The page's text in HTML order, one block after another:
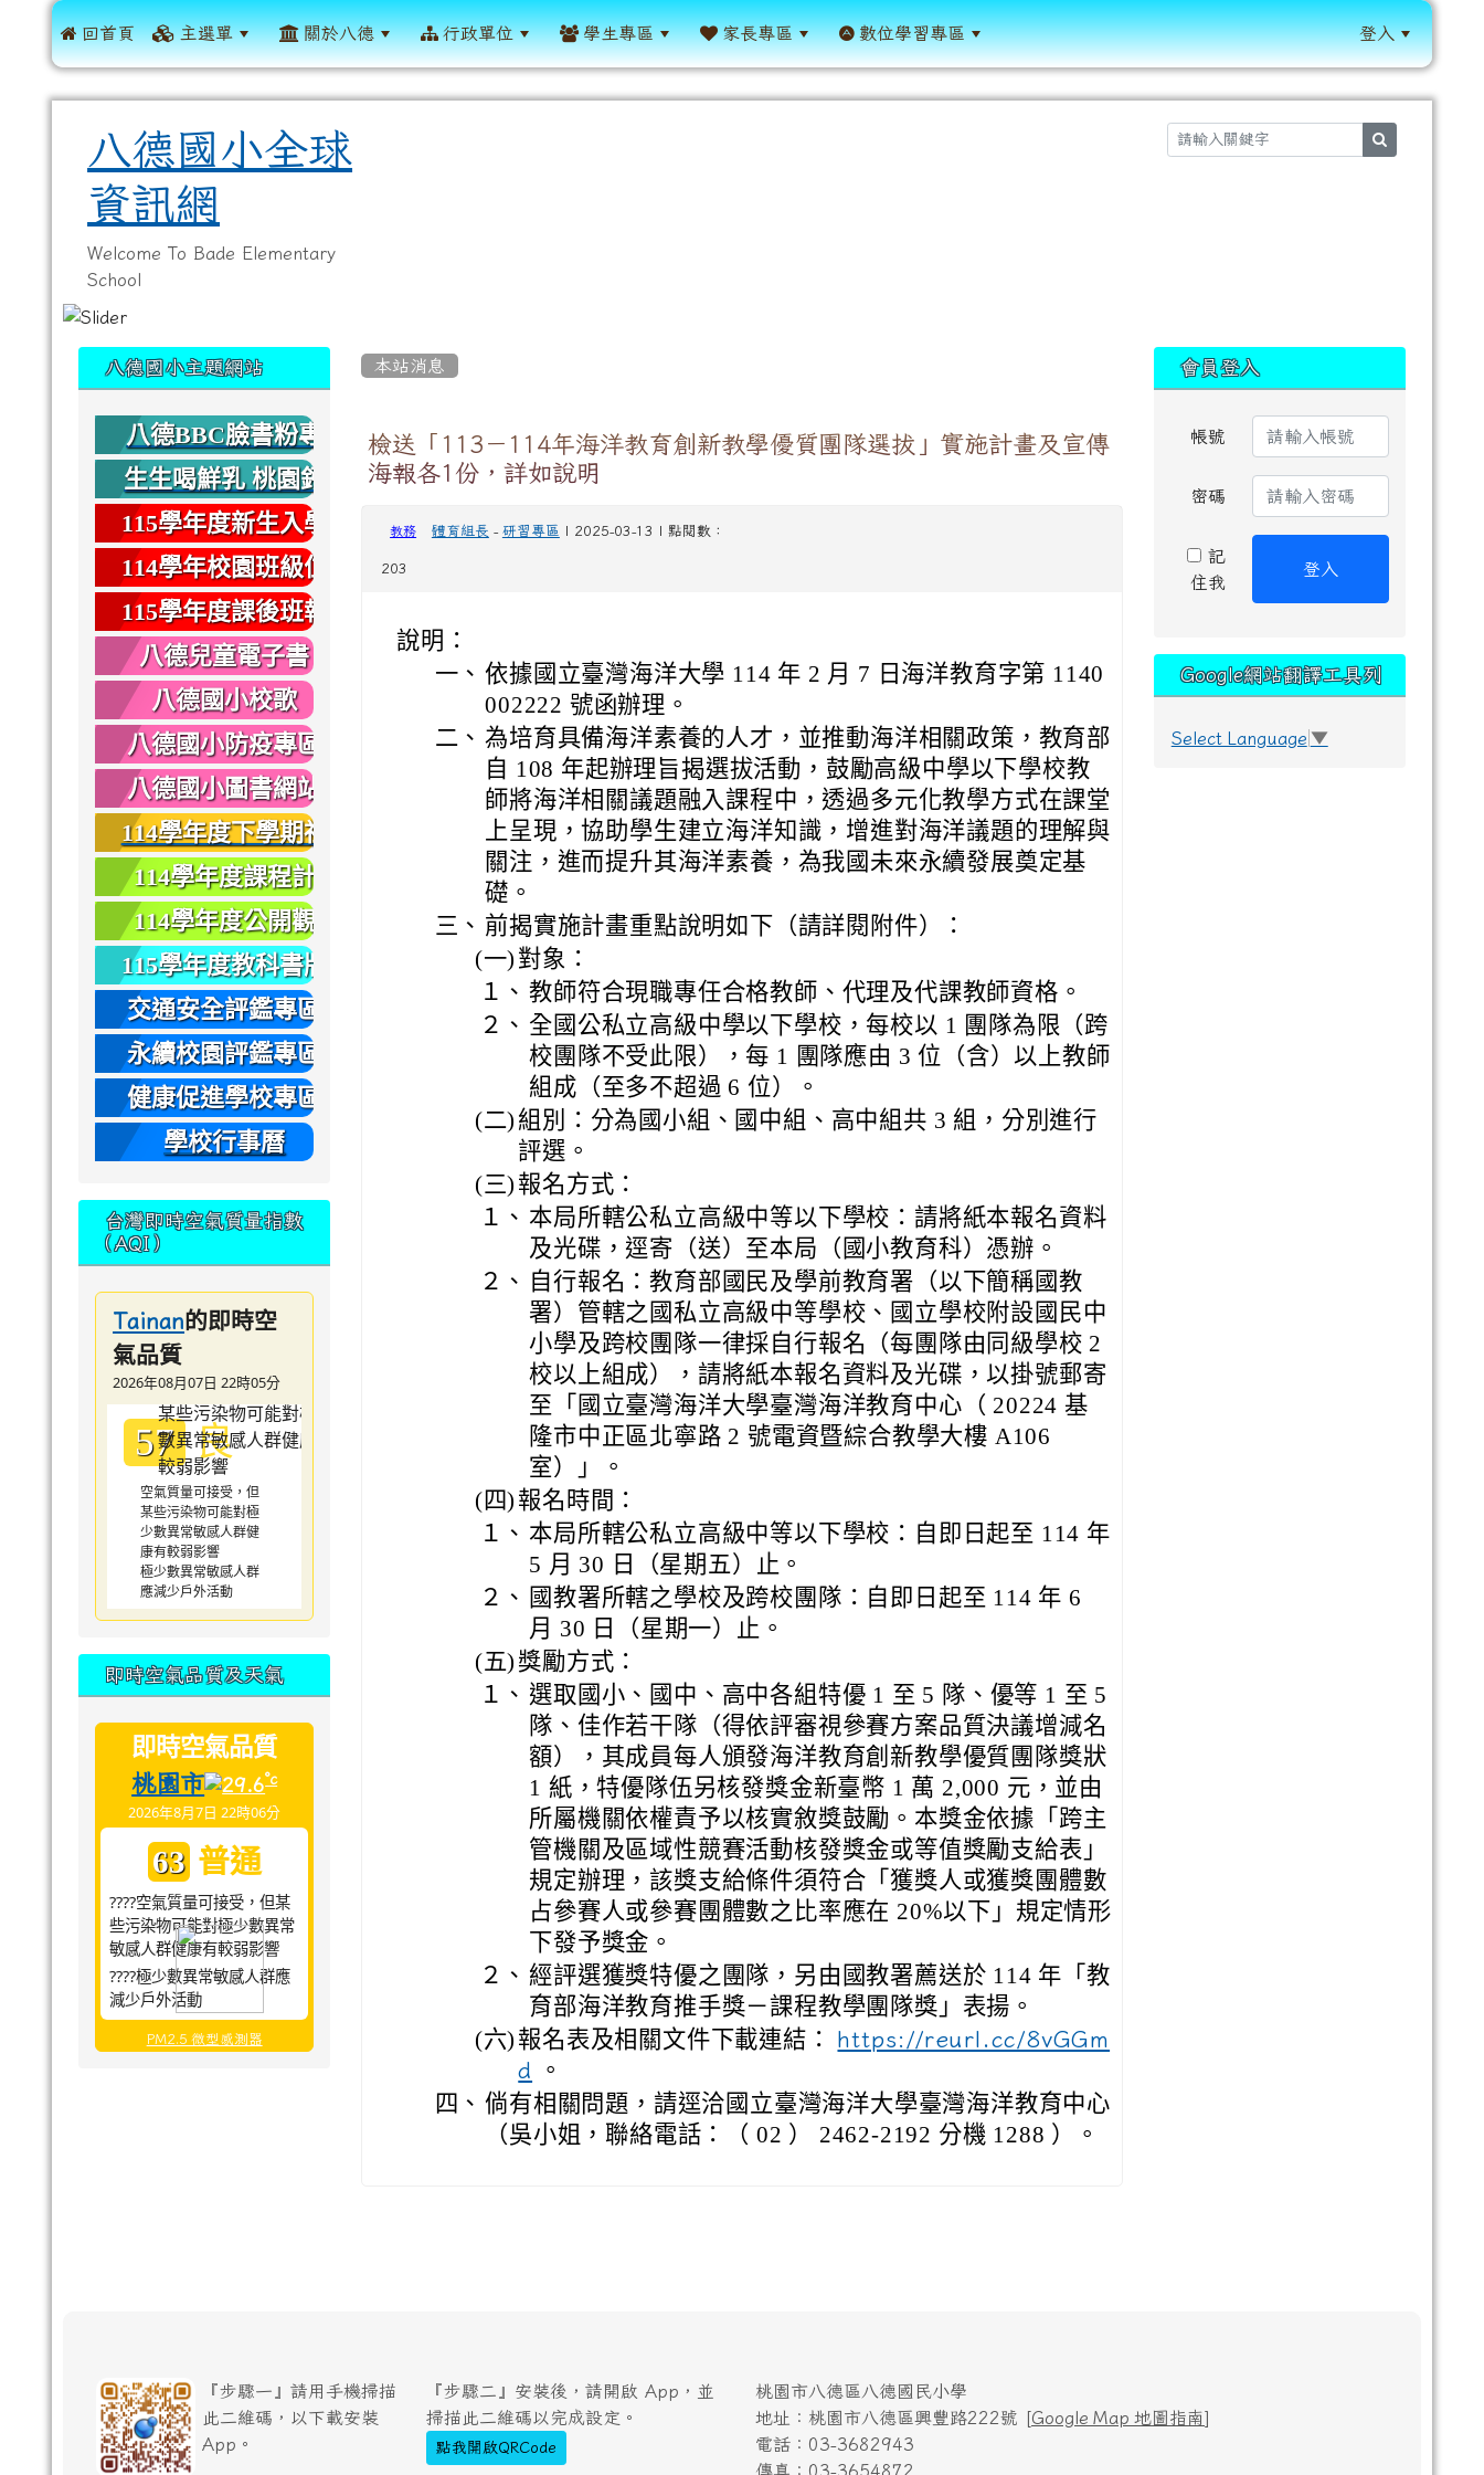
 回首頁 主選單 關於八德 行政單位 學生專區 家長專區 數位學習專區 登入
八德國小全球
資訊網
Welcome To Bade Elementary
School
本站消息
檢送「113－114年海洋教育創新教學優質團隊選拔」實施計畫及宣傳
海報各1份，詳如說明
教務 體育組長 - 研習專區 | 2025-03-13 | 點閱數：
203
說明：
一、 依據國立臺灣海洋大學 114 年 2 月 7 日海洋教育字第 1140
002222 號函辦理。
二、 為培育具備海洋素養的人才，並推動海洋相關政策，教育部
自 108 年起辦理旨揭選拔活動，鼓勵高級中學以下學校教
師將海洋相關議題融入課程中，透過多元化教學方式在課堂
上呈現，協助學生建立海洋知識，增進對海洋議題的理解與
關注，進而提升其海洋素養，為我國未來永續發展奠定基
礎。
三、 前揭實施計畫重點說明如下（請詳閱附件）：
(一) 對象：
１、 教師符合現職專任合格教師、代理及代課教師資格。
２、 全國公私立高級中學以下學校，每校以 1 團隊為限（跨
校團隊不受此限），每 1 團隊應由 3 位（含）以上教師
組成（至多不超過 6 位）。
(二) 組別：分為國小組、國中組、高中組共 3 組，分別進行
評選。
(三) 報名方式：
１、 本局所轄公私立高級中等以下學校：請將紙本報名資料
及光碟，逕寄（送）至本局（國小教育科）憑辦。
２、 自行報名：教育部國民及學前教育署（以下簡稱國教
署）管轄之國私立高級中等學校、國立學校附設國民中
小學及跨校團隊一律採自行報名（每團隊由同級學校 2
校以上組成），請將紙本報名資料及光碟，以掛號郵寄
至「國立臺灣海洋大學臺灣海洋教育中心（ 20224 基
隆市中正區北寧路 2 號電資暨綜合教學大樓 A106
室）」。
(四) 報名時間：
１、 本局所轄公私立高級中等以下學校：自即日起至 114 年
5 月 30 日（星期五）止。
２、 國教署所轄之學校及跨校團隊：自即日起至 114 年 6
月 30 日（星期一）止。
(五) 獎勵方式：
１、 選取國小、國中、高中各組特優 1 至 5 隊、優等 1 至 5
隊、佳作若干隊（得依評審視參賽方案品質決議增減名
額），其成員每人頒發海洋教育創新教學優質團隊獎狀
1 紙，特優隊伍另核發獎金新臺幣 1 萬 2,000 元，並由
所屬機關依權責予以核實敘獎鼓勵。本獎金依據「跨主
管機關及區域性競賽活動核發獎金或等值獎勵支給表」
規定辦理，該獎支給條件須符合「獲獎人或獲獎團體數
占參賽人或參賽團體數之比率應在 20%以下」規定情形
下發予獎金。
２、 經評選獲獎特優之團隊，另由國教署薦送於 114 年「教
育部海洋教育推手獎－課程教學團隊獎」表揚。
(六) 報名表及相關文件下載連結：
https://reurl.cc/8vGGm
d
。
四、 倘有相關問題，請逕洽國立臺灣海洋大學臺灣海洋教育中心
（吳小姐，聯絡電話：（ 02 ） 2462-2192 分機 1288 ）。
八德國小主題網站
八德BBC臉書粉專
生生喝鮮乳 桃園鈣
健康
115學年度新生入學
專區
114學年校園班級位
置圖
115學年度課後班報
名
八德兒童電子書
八德國小校歌
八德國小防疫專區
八德國小圖書網站
114學年度下學期社
團報名
114學年度課程計
畫
114學年度公開觀
課
115學年度教科書版
本
交通安全評鑑專區
永續校園評鑑專區
健康促進學校專區
學校行事曆
台灣即時空氣質量指數
（AQI）
Tainan的即時空
氣品質
2026年08月07日 22時05分
57 良
空氣質量可接受，但
某些污染物可能對極
少數異常敏感人群健
康有較弱影響
極少數異常敏感人群
應減少戶外活動
即時空氣品質及天氣
即時空氣品質
桃園市 29.6°c
2026年8月7日 22時06分
63 普通
????空氣質量可接受，但某
些污染物可能對極少數異常
敏感人群健康有較弱影響
????極少數異常敏感人群應
減少戶外活動
PM2.5 微型感測器
會員登入
帳號
密碼
記
住我
登入
Google網站翻譯工具列
Select Language ▼
『步驟一』請用手機掃描
此二維碼，以下載安裝
App。
『步驟二』安裝後，請開啟 App，並
掃描此二維碼以完成設定。
點我開啟QRCode
桃園市八德區八德國民小學
地址：桃園市八德區興豐路222號 [Google Map 地圖指南]
電話：03-3682943
傳真：03-3654872